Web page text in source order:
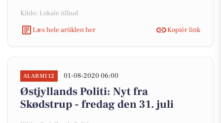
Kilde: Lokale tilbud
Læs hele artiklen her
Kopiér link
ALARM112 01-08-2020 06:00
Østjyllands Politi: Nyt fra
Skødstrup - fredag den 31. juli